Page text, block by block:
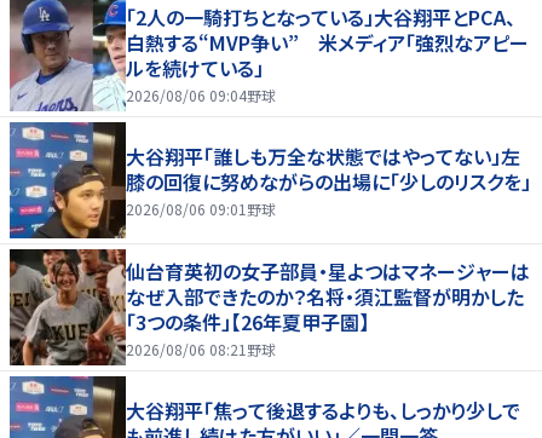
「2人の一騎打ちとなっている」大谷翔平とPCA、
白熱する“MVP争い” 米メディア「強烈なアピー
ルを続けている」
2026/08/06 09:04野球
大谷翔平「誰しも万全な状態ではやってない」左
膝の回復に努めながらの出場に「少しのリスクを」
2026/08/06 09:01 野球
仙台育英初の女子部員・星よつはマネージャーは
なぜ入部できたのか？名将・須江監督が明かした
「3つの条件」【26年夏甲子園】
2026/08/06 08:21 野球
大谷翔平「焦って後退するよりも、しっかり少しで